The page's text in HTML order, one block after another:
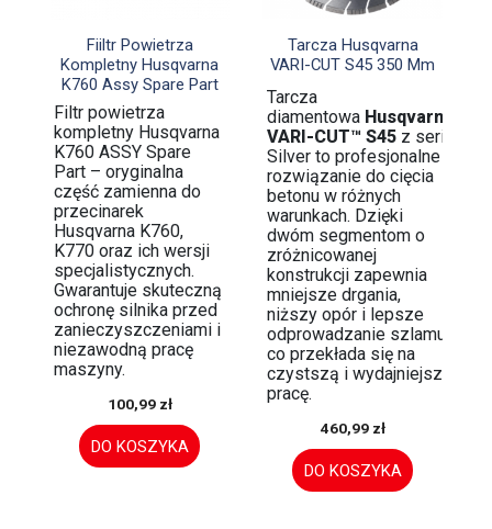
Szybki podgląd
Fiiltr Powietrza
Kompletny Husqvarna
K760 Assy Spare Part
Filtr powietrza
kompletny Husqvarna
K760 ASSY Spare
Part – oryginalna
część zamienna do
przecinarek
Husqvarna K760,
K770 oraz ich wersji
specjalistycznych.
Gwarantuje skuteczną
ochronę silnika przed
zanieczyszczeniami i
niezawodną pracę
maszyny.
100,99 zł
DO KOSZYKA
Szybki podgląd
Tarcza Husqvarna
VARI-CUT S45 350 Mm
Tarcza
diamentowa Husqvarna
VARI-CUT™ S45z serii
Silver to profesjonalne
rozwiązanie do cięcia
betonu w różnych
warunkach. Dzięki
dwóm segmentom o
zróżnicowanej
konstrukcji zapewnia
mniejsze drgania,
niższy opór i lepsze
odprowadzanie szlamu,
co przekłada się na
czystszą i wydajniejszą
pracę.
460,99 zł
DO KOSZYKA